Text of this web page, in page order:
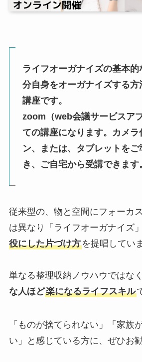
ライフオーガナイズの基本的
分自身をオーガナイズする方
講座です。
zoom（web会議サービスア
ての講座になります。カメラ
ン、または、タブレットをご
き、ご自宅から受講できます
従来型の、物と空間にフォーカ
は異なり「ライフオーガナイズ
役にした片づけ方を提唱してい
単なる整理収納ノウハウではなく
な人ほど楽になるライフスキル
「ものが捨てられない」「家族
い」と感じている方に、ぜひお